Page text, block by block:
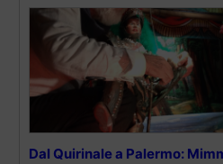
Dal Quirinale a Palermo: